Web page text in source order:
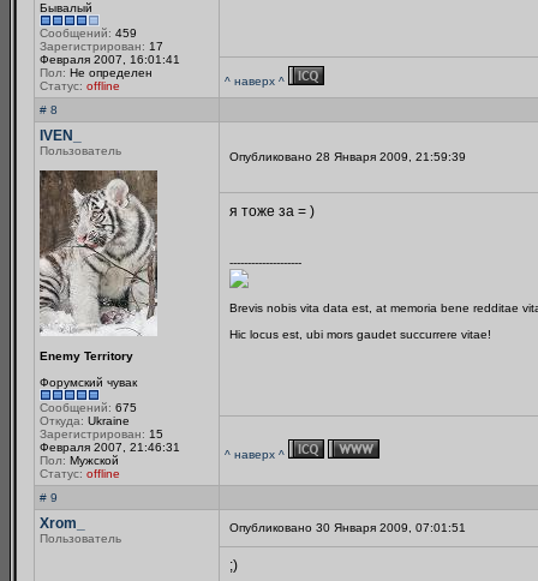
Бывалый
Сообщений: 459
Зарегистрирован: 17
Февраля 2007, 16:01:41
Пол: Не определен
Статус: offline ^ наверх ^
# 8
IVEN_
Пользователь
Enemy Territory
Форумский чувак
Сообщений: 675
Откуда: Ukraine
Зарегистрирован: 15
Февраля 2007, 21:46:31
Пол: Мужской
Статус: offline
Опубликовано 28 Января 2009, 21:59:39
я тоже за = )
--------------------
Brevis nobis vita data est, at memoria bene redditae
Hic locus est, ubi mors gaudet succurrere vitae!
^ наверх ^
# 9
Xrom_
Пользователь
Опубликовано 30 Января 2009, 07:01:51
;)